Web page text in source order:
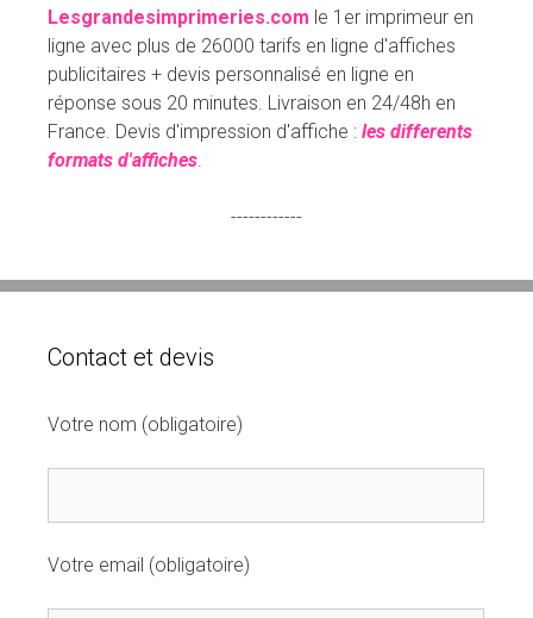
Lesgrandesimprimeries.com le 1er imprimeur en
ligne avec plus de 26000 tarifs en ligne d'affiches
publicitaires + devis personnalisé en ligne en
réponse sous 20 minutes. Livraison en 24/48h en
France. Devis d'impression d'affiche : les differents
formats d'affiches.
------------
Contact et devis
Votre nom (obligatoire)
Votre email (obligatoire)